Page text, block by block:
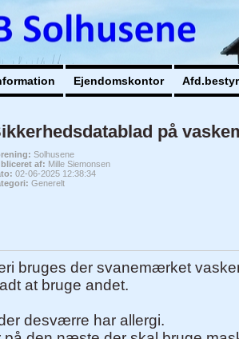
Ejendomskontor
på
Solhusene
af: Mille Siemonsen
02-06-2025 12:38:34
Generelt
bruges der svanemærket
at bruge andet.
desværre har allergi.